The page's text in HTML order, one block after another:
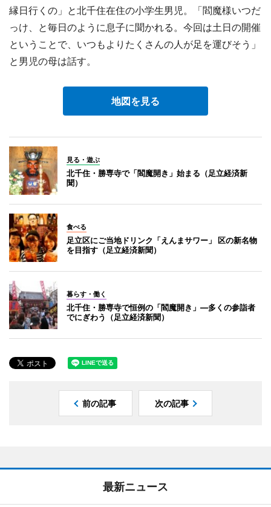
縁日行くの」と北千住在住の小学生男児。「閻魔様いつだ
っけ、と毎日のように息子に聞かれる。今回は土日の開催
ということで、いつもよりたくさんの人が足を運びそう」
と男児の母は話す。
地図を見る
見る・遊ぶ
北千住・勝専寺で「閻魔開き」始まる（足立経済新
聞）
食べる
足立区にご当地ドリンク「えんまサワー」 区の新名物
を目指す（足立経済新聞）
暮らす・働く
北千住・勝専寺で恒例の「閻魔開き」―多くの参詣者
でにぎわう（足立経済新聞）
前の記事 次の記事
最新ニュース